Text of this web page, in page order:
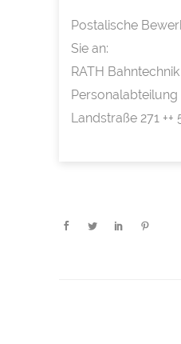
Postalische
Sie an:
RATH Bahntechnik
Personalabteilung
Landstraße 271 ++